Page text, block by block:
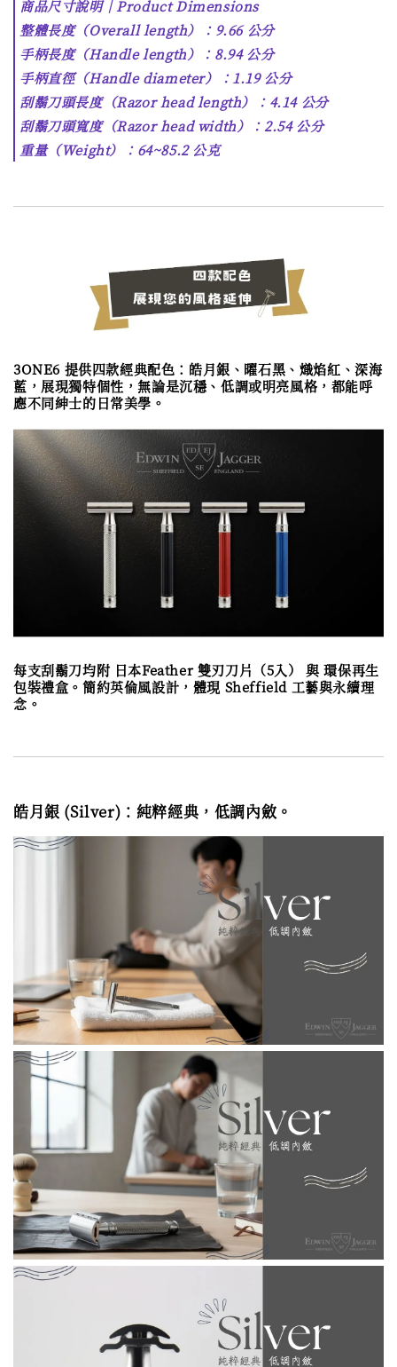
商品尺寸說明｜Product Dimensions
整體長度（Overall length）：9.66 公分
手柄長度（Handle length）：8.94 公分
手柄直徑（Handle diameter）：1.19 公分
刮鬍刀頭長度（Razor head length）：4.14 公分
刮鬍刀頭寬度（Razor head width）：2.54 公分
重量（Weight）：64~85.2 公克
3ONE6 提供四款經典配色：皓月銀、曜石黑、熾焰紅、深海
藍， 展現獨特個性，無論是沉穩、低調或明亮風格，都能呼
應不同紳士的日常美學。
每支刮鬍刀均附 日本Feather 雙刃刀片（5入） 與 環保再生
包裝禮盒。 簡約英倫風設計，體現 Sheffield 工藝與永續理
念。
皓月銀 (Silver)：純粹經典，低調內斂。